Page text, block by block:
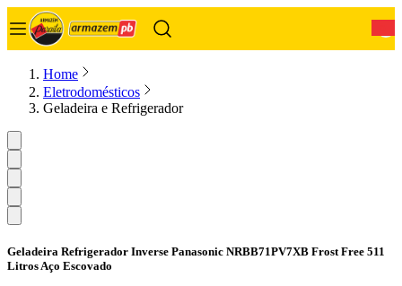
Home
Eletrodomésticos
Geladeira e Refrigerador
Geladeira Refrigerador Inverse Panasonic NRBB71PV7XB Frost Free 511
Litros Aço Escovado